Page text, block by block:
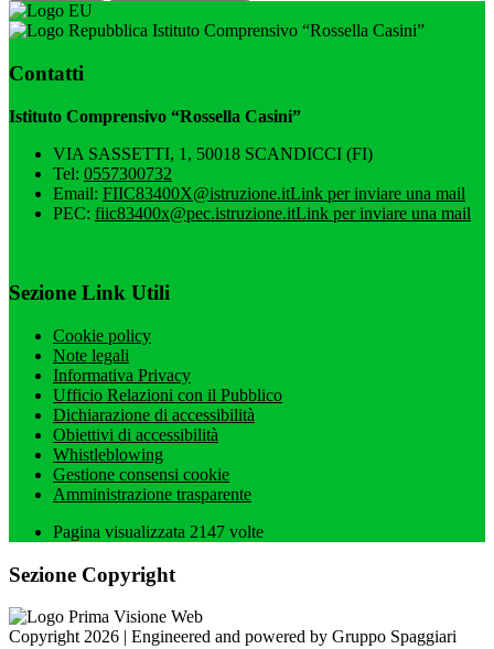
Istituto Comprensivo “Rossella Casini”
Contatti
Istituto Comprensivo “Rossella Casini”
VIA SASSETTI, 1, 50018 SCANDICCI (FI)
Tel: 0557300732
Email: FIIC83400X@istruzione.itLink per inviare una mail
PEC: fiic83400x@pec.istruzione.itLink per inviare una mail
Sezione Link Utili
Cookie policy
Note legali
Informativa Privacy
Ufficio Relazioni con il Pubblico
Dichiarazione di accessibilità
Obiettivi di accessibilità
Whistleblowing
Gestione consensi cookie
Amministrazione trasparente
Pagina visualizzata 2147 volte
Sezione Copyright
Copyright 2026 | Engineered and powered by Gruppo Spaggiari